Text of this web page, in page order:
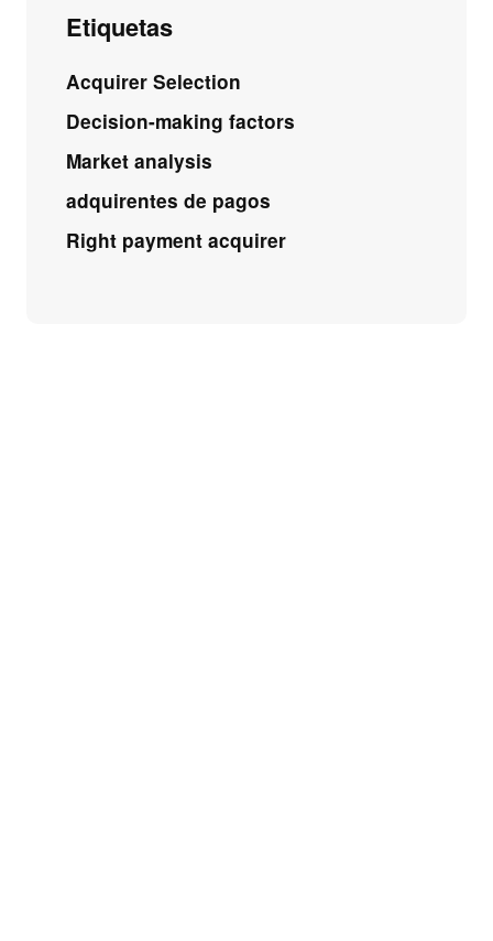
Etiquetas
Acquirer Selection
Decision-making factors
Market analysis
adquirentes de pagos
Right payment acquirer